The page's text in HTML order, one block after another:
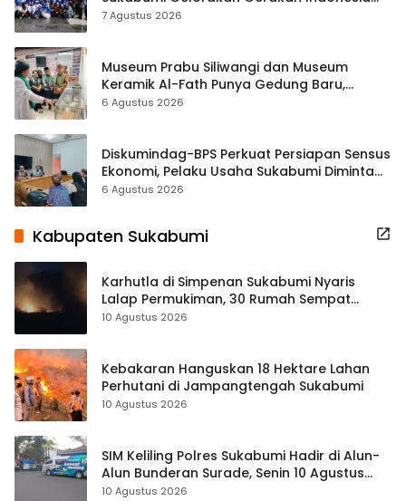
ASRI Lewat Aksi Bersih Masjid Agung
7 Agustus 2026
Museum Prabu Siliwangi dan Museum
Keramik Al-Fath Punya Gedung Baru,
Hampir 500 Koleksi Dipisahkan
6 Agustus 2026
Diskumindag-BPS Perkuat Persiapan Sensus
Ekonomi, Pelaku Usaha Sukabumi Diminta
Terbuka Beri Data
6 Agustus 2026
Kabupaten Sukabumi
Karhutla di Simpenan Sukabumi Nyaris
Lalap Permukiman, 30 Rumah Sempat
Terancam
10 Agustus 2026
Kebakaran Hanguskan 18 Hektare Lahan
Perhutani di Jampangtengah Sukabumi
10 Agustus 2026
SIM Keliling Polres Sukabumi Hadir di Alun-
Alun Bunderan Surade, Senin 10 Agustus
2026
10 Agustus 2026